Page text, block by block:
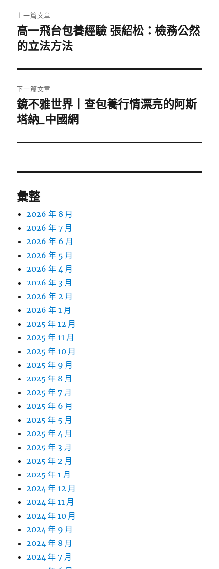
章
導
覽
上一篇文章
上
一
文
章:
高一飛台包養經驗 張紹松：檢務公然
的立法方法
下一篇文章
下
一
文
鏡不雅世界丨查包養行情漂亮的阿斯
塔納_中國網
彙整
2026 年 8 月
2026 年 7 月
2026 年 6 月
2026 年 5 月
2026 年 4 月
2026 年 3 月
2026 年 2 月
2026 年 1 月
2025 年 12 月
2025 年 11 月
2025 年 10 月
2025 年 9 月
2025 年 8 月
2025 年 7 月
2025 年 6 月
2025 年 5 月
2025 年 4 月
2025 年 3 月
2025 年 2 月
2025 年 1 月
2024 年 12 月
2024 年 11 月
2024 年 10 月
2024 年 9 月
2024 年 8 月
2024 年 7 月